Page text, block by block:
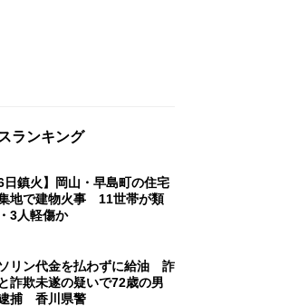
ランキング
6日鎮火】岡山・早島町の住宅
地で建物火事 11世帯が類
3人軽傷か
リン代金を払わずに給油 詐
詐欺未遂の疑いで72歳の男
捕 香川県警